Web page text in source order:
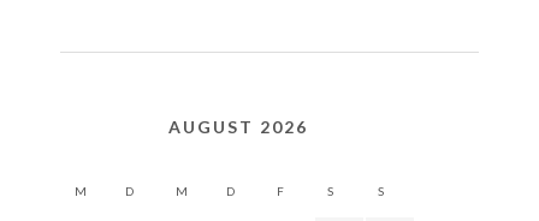
AUGUST 2026
M D M D F S S